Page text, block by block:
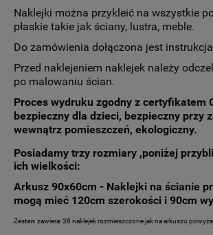
Naklejki można przykleić na wszystkie
płaskie takie jak ściany, lustra, meble.
Do zamówienia dołączona jest
Przed naklejeniem naklejek należy
po malowaniu ścian.
Proces wydruku zgodny z certyfikatem
bezpieczny dla dzieci, bezpieczny przy
wewnątrz pomieszczeń, ekologiczny.
Posiadamy trzy rozmiary ,poniżej
ich wielkości:
Arkusz 90x60cm - Naklejki na ścianie
mogą mieć 120cm szerokości i 90cm
Zestaw zawiera: 38 naklejek rozmieszczone jak na arkuszu